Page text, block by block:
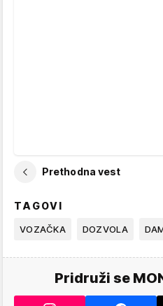
Prethodna vest
TAGOVI
VOZAČKA DOZVOLA
Pridruži se